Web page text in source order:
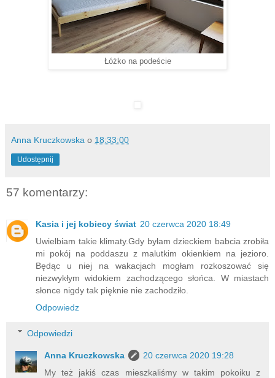
Łóżko na podeście
Anna Kruczkowska o 18:33:00
Udostępnij
57 komentarzy:
Kasia i jej kobiecy świat 20 czerwca 2020 18:49
Uwielbiam takie klimaty.Gdy byłam dzieckiem babcia zrobiła
mi pokój na poddaszu z malutkim okienkiem na jezioro.
Będąc u niej na wakacjach mogłam rozkoszować się
niezwykłym widokiem zachodzącego słońca. W miastach
słonce nigdy tak pięknie nie zachodziło.
Odpowiedz
Odpowiedzi
Anna Kruczkowska
20 czerwca 2020 19:28
My też jakiś czas mieszkaliśmy w takim pokoiku z